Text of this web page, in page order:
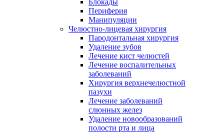
Блокады
Периферия
Манипуляции
Челюстно-лицевая хирургия
Пародонтальная хирургия
Удаление зубов
Лечение кист челюстей
Лечение воспалительных
заболеваний
Хирургия верхнечелюстной
пазухи
Лечение заболеваний
слюнных желез
Удаление новообразований
полости рта и лица